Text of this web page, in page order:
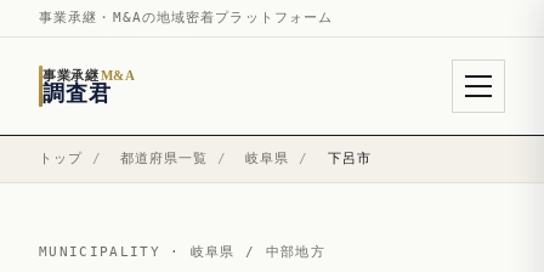
事業承継・M&Aの地域密着プラットフォーム
事業承継M&A
調査君
トップ / 都道府県一覧 / 岐阜県 / 下呂市
MUNICIPALITY · 岐阜県 / 中部地方